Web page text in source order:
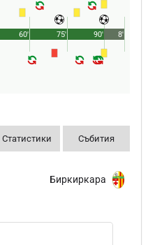
90'
60' 75' 8'
Статистики Събития
Биркиркара